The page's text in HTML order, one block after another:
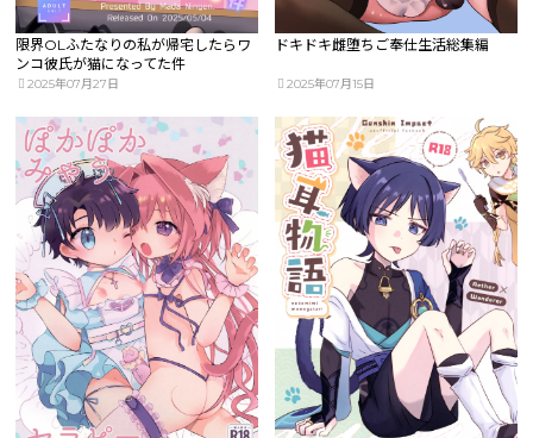
限界OLふたなりの私が帰宅したらワ
ンコ彼氏が猫になってた件
2025年07月27日
ドキドキ雌堕ちご奉仕生活総集編
2025年07月15日